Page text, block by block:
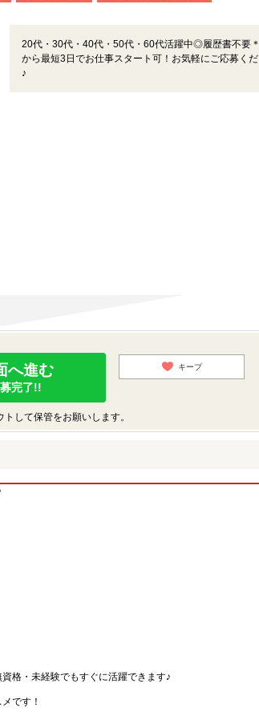
20代・30代・40代・50代・60代活躍中◎履歴書不要
から最短3日でお仕事スタート可！お気軽にご応募く
♪
へ進む
完了!!
キープ
して保管をお願いします。
格・未経験でもすぐに活躍できます♪
です！